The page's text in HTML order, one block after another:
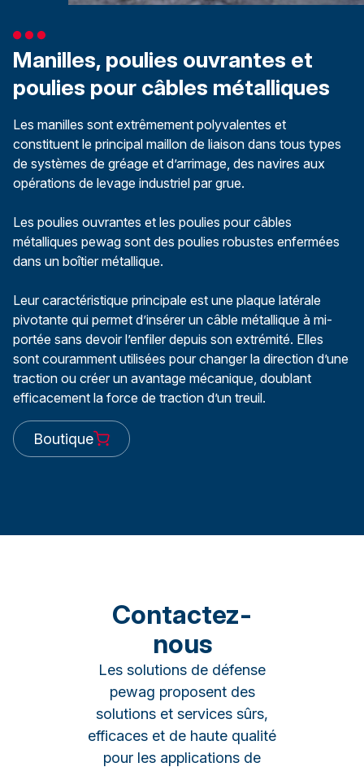
Manilles, poulies ouvrantes et
poulies pour câbles métalliques
Les manilles sont extrêmement polyvalentes et
constituent le principal maillon de liaison dans tous types
de systèmes de gréage et d’arrimage, des navires aux
opérations de levage industriel par grue.
Les poulies ouvrantes et les poulies pour câbles
métalliques pewag sont des poulies robustes enfermées
dans un boîtier métallique.
Leur caractéristique principale est une plaque latérale
pivotante qui permet d’insérer un câble métallique à mi-
portée sans devoir l’enfiler depuis son extrémité. Elles
sont couramment utilisées pour changer la direction d’une
traction ou créer un avantage mécanique, doublant
efficacement la force de traction d’un treuil.
Boutique
Contactez-
nous
Les solutions de défense
pewag proposent des
solutions et services sûrs,
efficaces et de haute qualité
pour les applications de